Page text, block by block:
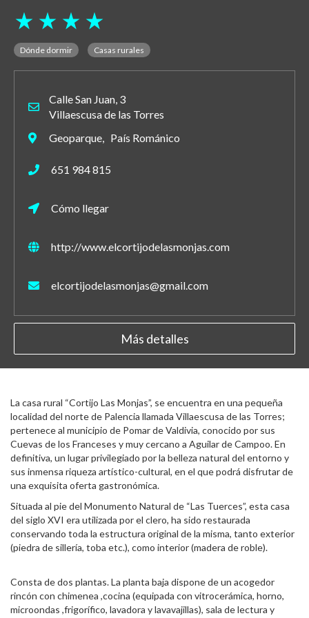
star_rate star_rate star_rate star_rate
Dónde dormir Casas rurales
Calle San Juan, 3
Villaescusa de las Torres
Geoparque, País Románico
651 984 815
Cómo llegar
http://www.elcortijodelasmonjas.com
elcortijodelasmonjas@gmail.com
Más detalles
La casa rural “Cortijo Las Monjas”, se encuentra en una pequeña
localidad del norte de Palencia llamada Villaescusa de las Torres;
pertenece al municipio de Pomar de Valdivia, conocido por sus
Cuevas de los Franceses y muy cercano a Aguilar de Campoo. En
definitiva, un lugar privilegiado por la belleza natural del entorno y
sus inmensa riqueza artístico-cultural, en el que podrá disfrutar de
una exquisita oferta gastronómica.
Situada al pie del Monumento Natural de “Las Tuerces”, esta casa
del siglo XVI era utilizada por el clero, ha sido restaurada
conservando toda la estructura original de la misma, tanto exterior
(piedra de sillería, toba etc.), como interior (madera de roble).
Consta de dos plantas. La planta baja dispone de un acogedor
rincón con chimenea ,cocina (equipada con vitrocerámica, horno,
microondas ,frigorífico, lavadora y lavavajillas), sala de lectura y